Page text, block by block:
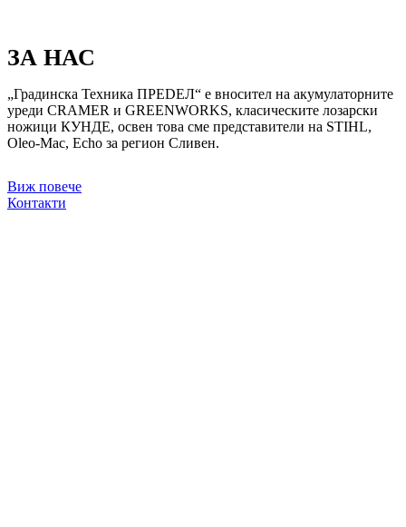
ЗА НАС
„Градинска Техника ПРЕDЕЛ“ е вносител на акумулаторните
уреди CRAMER и GREENWORKS, класическите лозарски
ножици КУНДЕ, освен това сме представители на STIHL,
Oleo-Mac, Echo за регион Сливен.
Виж повече
Контакти